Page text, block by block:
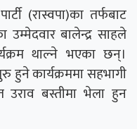
पार्टी (रास्वपा)का तर्फबाट
उम्मेदवार बालेन्द्र साहले
थाल्ने भएका छन्।
हुने कार्यक्रममा सहभागी
बस्तीमा भेला हुन